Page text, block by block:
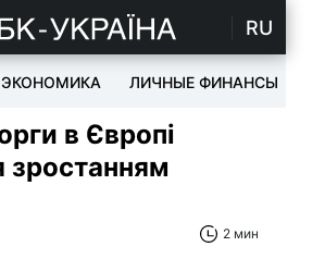
RU
ЭКОНОМИКА ЛИЧНЫЕ ФИНАНСЫ
в Європі
зростанням
2 мин